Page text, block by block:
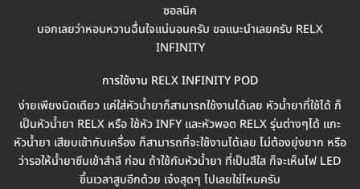
ซอลนิค
บอกเลยว่าหอมหวานฉื่นใจแน่นอนครับ ขอแนะนำเลยครับ RELX
INFINITY
การใช้งาน RELX INFINITY POD
ง่ายเพียงนิดเดียว แค่ใส่หัวน้ำยาก็สามารถใช้งานได้เลย หัวน้ำยาที่ใช้ได้ ก็
เป็นหัวน้ำยา RELX หรือ ใช้หัว INFY และหัวพอต RELX รุ่นต่างๆได้ แกะ
หัวน้ำยา เสียบเข้ากับเครื่อง ก็สามารถที่จะใช้งานได้เลย ไม่ต้องยุ่งยาก หรือ
ว่ารอให้น้ำยาซึมเข้าสำลี ก่อน ถ้าใช้กับหัวน้ำยา ที่เป็นสีใส ก็จะเห็นไฟ LED
ขึ้นเวลาสูบอีกด้วย เจ๋งสุดๆ ไปเลยใช่ไหมครับ